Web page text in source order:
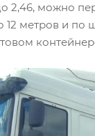
2,46, можно
метров и по